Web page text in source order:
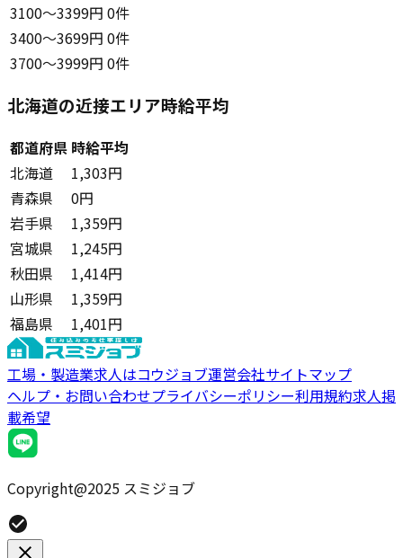
3100〜3399円 0件
3400〜3699円 0件
3700〜3999円 0件
北海道の近接エリア時給平均
都道府県 時給平均
北海道
1,303円
青森県
0円
岩手県
1,359円
宮城県
1,245円
秋田県
1,414円
山形県
1,359円
福島県
1,401円
工場・製造業求人はコウジョブ運営会社サイトマップ
ヘルプ・お問い合わせプライバシーポリシー利用規約求人掲
載希望
Copyright@2025 スミジョブ